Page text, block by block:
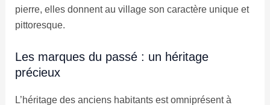
pierre, elles donnent au village son caractère unique et
pittoresque.
Les marques du passé : un héritage
précieux
L’héritage des anciens habitants est omniprésent à